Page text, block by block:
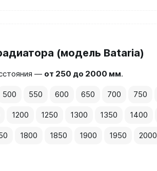
(модель Bataria)
— от 250 до 2000 мм.
500 550 600 650 700 750
1200 1250 1300 1350 1400
1800 1850 1900 1950 2000